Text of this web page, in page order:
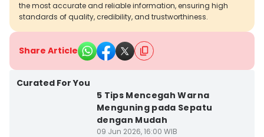
the most accurate and reliable information, ensuring high
standards of quality, credibility, and trustworthiness.
Share Article
Curated For You
5 Tips Mencegah Warna
Menguning pada Sepatu
dengan Mudah
09 Jun 2026, 16:00 WIB